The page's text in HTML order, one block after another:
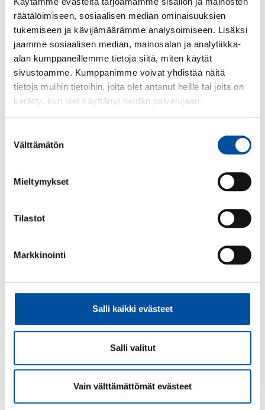
räätälöimiseen, sosiaalisen median ominaisuuksien
tukemiseen ja kävijämäärämme analysoimiseen. Lisäksi
jaamme sosiaalisen median, mainosalan ja analytiikka-
alan kumppaneillemme tietoja siitä, miten käytät
sivustoamme. Kumppanimme voivat yhdistää näitä
tietoja muihin tietoihin, joita olet antanut heille tai joita on
kerätty, kun olet käyttänyt heidän palvelujaan.
valinta
Välttämätön
Mieltymykset
Tilastot
Markkinointi
Salli kaikki evästeet
Salli valitut
Vain välttämättömät evästeet
Rekommendera SuPer!
Sköt ärenden digitalt i
tjänsten Oma SuPer
finska)
27.07.2026
Ordning och reda gällande användning av